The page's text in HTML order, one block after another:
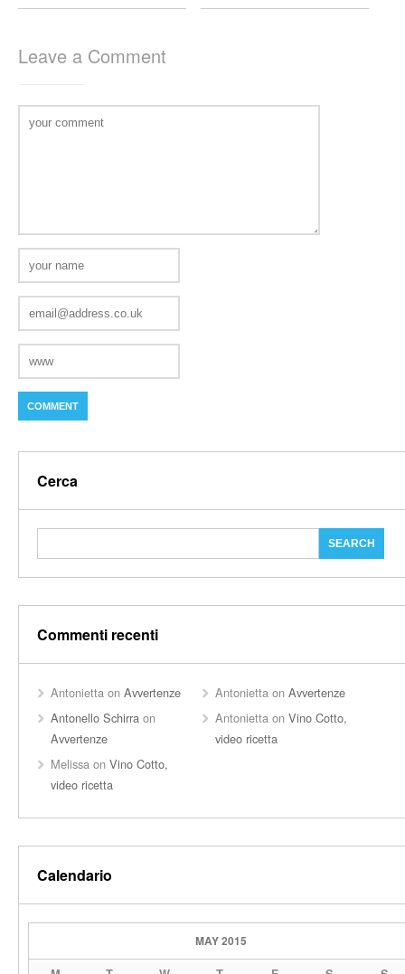
Leave a Comment
Cerca
Commenti recenti
Antonietta on Avvertenze Antonietta onAvvertenze
Antonello Schirra on
Avvertenze
Antonietta onVino Cotto,
video ricetta
Melissa on Vino Cotto,
video ricetta
Calendario
MAY 2015